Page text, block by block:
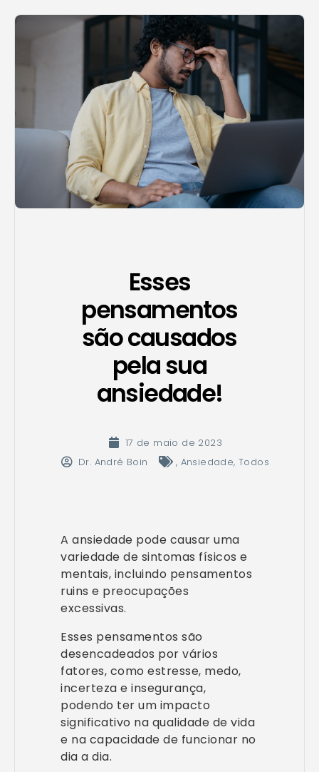
Agendar consulta
Esses
pensamentos
são causados
pela sua
ansiedade!
17 de maio de 2023
Dr. André Boin
, Ansiedade, Todos
A ansiedade pode causar uma
variedade de sintomas físicos e
mentais, incluindo pensamentos
ruins e preocupações
excessivas.
Esses pensamentos são
desencadeados por vários
fatores, como estresse, medo,
incerteza e insegurança,
podendo ter um impacto
significativo na qualidade de vida
e na capacidade de funcionar no
dia a dia.